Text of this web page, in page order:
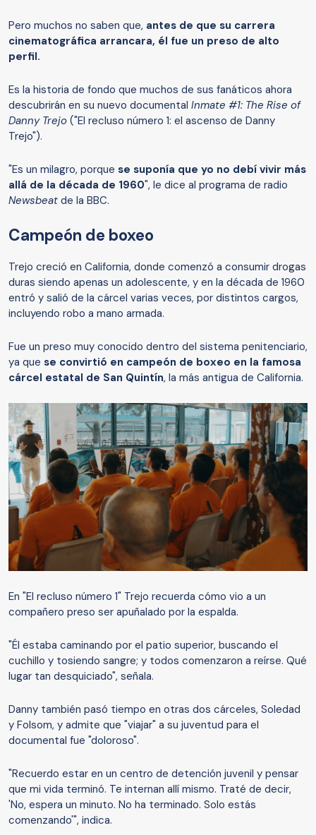
Pero muchos no saben que, antes de que su carrera
cinematográfica arrancara, él fue un preso de alto
perfil.
Es la historia de fondo que muchos de sus fanáticos ahora
descubrirán en su nuevo documental Inmate #1: The Rise of
Danny Trejo ("El recluso número 1: el ascenso de Danny
Trejo").
"Es un milagro, porque se suponía que yo no debí vivir más
allá de la década de 1960", le dice al programa de radio
Newsbeat de la BBC.
Campeón de boxeo
Trejo creció en California, donde comenzó a consumir drogas
duras siendo apenas un adolescente, y en la década de 1960
entró y salió de la cárcel varias veces, por distintos cargos,
incluyendo robo a mano armada.
Fue un preso muy conocido dentro del sistema penitenciario,
ya que se convirtió en campeón de boxeo en la famosa
cárcel estatal de San Quintín, la más antigua de California.
En "El recluso número 1" Trejo recuerda cómo vio a un
compañero preso ser apuñalado por la espalda.
"Él estaba caminando por el patio superior, buscando el
cuchillo y tosiendo sangre; y todos comenzaron a reírse. Qué
lugar tan desquiciado", señala.
Danny también pasó tiempo en otras dos cárceles, Soledad
y Folsom, y admite que "viajar" a su juventud para el
documental fue "doloroso".
"Recuerdo estar en un centro de detención juvenil y pensar
que mi vida terminó. Te internan allí mismo. Traté de decir,
'No, espera un minuto. No ha terminado. Solo estás
comenzando'", indica.